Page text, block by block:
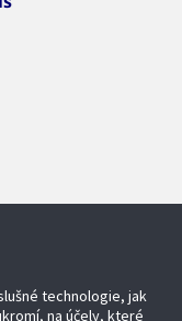
technologie, jak
na účely, které